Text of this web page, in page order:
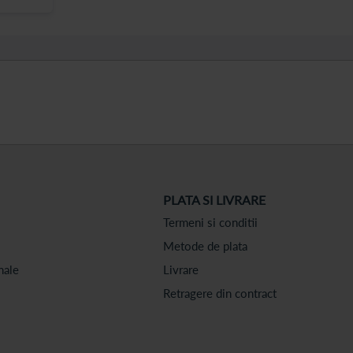
PLATA SI LIVRARE
Termeni si conditii
Metode de plata
Livrare
Retragere din contract